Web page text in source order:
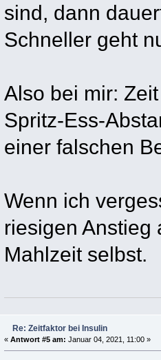
sind, dann
Schneller geht
Also bei mir:
Spritz-Ess-
einer falschen
Wenn ich
riesigen Anstieg
Mahlzeit selbst.
Re: Zeitfaktor bei Insulin
« Antwort #5 am: Januar 04, 2021, 11:00 »